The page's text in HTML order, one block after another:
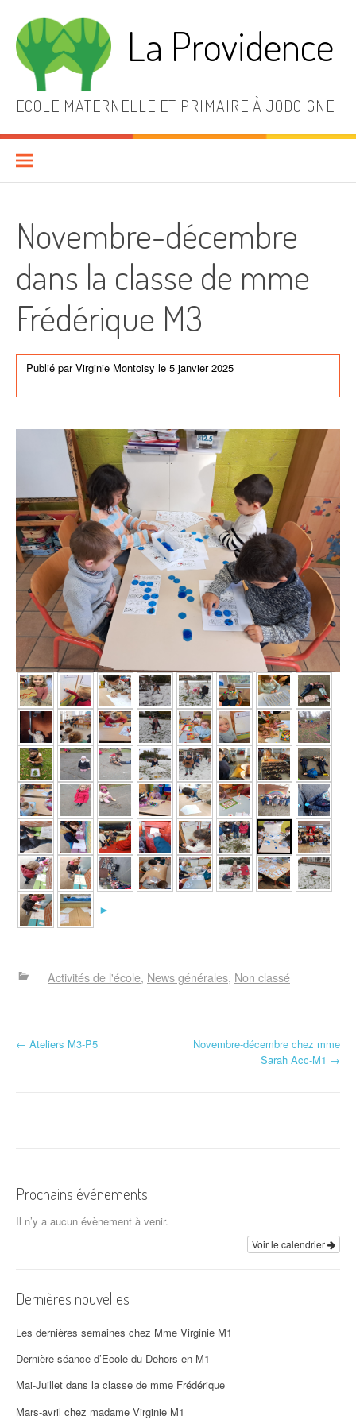
contenu
La Providence
ECOLE MATERNELLE ET PRIMAIRE À JODOIGNE
Novembre-décembre
dans la classe de mme
Frédérique M3
Publié parVirginie Montoisy le 5 janvier 2025
►
Activités de l'école News générales Non classé
N
a
t
n
d
'
a
← Ateliers M3-P5
Novembre-décembre chez mme
Sarah Acc-M1 →
Prochains événements
Il n’y a aucun évènement à venir.
Voir le calendrier
Dernières nouvelles
Les dernières semaines chez Mme Virginie M1
Dernière séance d’Ecole du Dehors en M1
Mai-Juillet dans la classe de mme Frédérique
Mars-avril chez madame Virginie M1